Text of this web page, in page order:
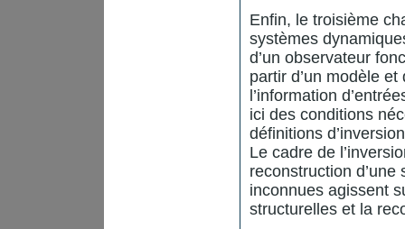
Enfin, le troisième
systèmes
d’un observateur
partir d’un modèle
l’information
ici des conditions
définitions
Le cadre de
reconstruction
inconnues agissent
structurelles et la